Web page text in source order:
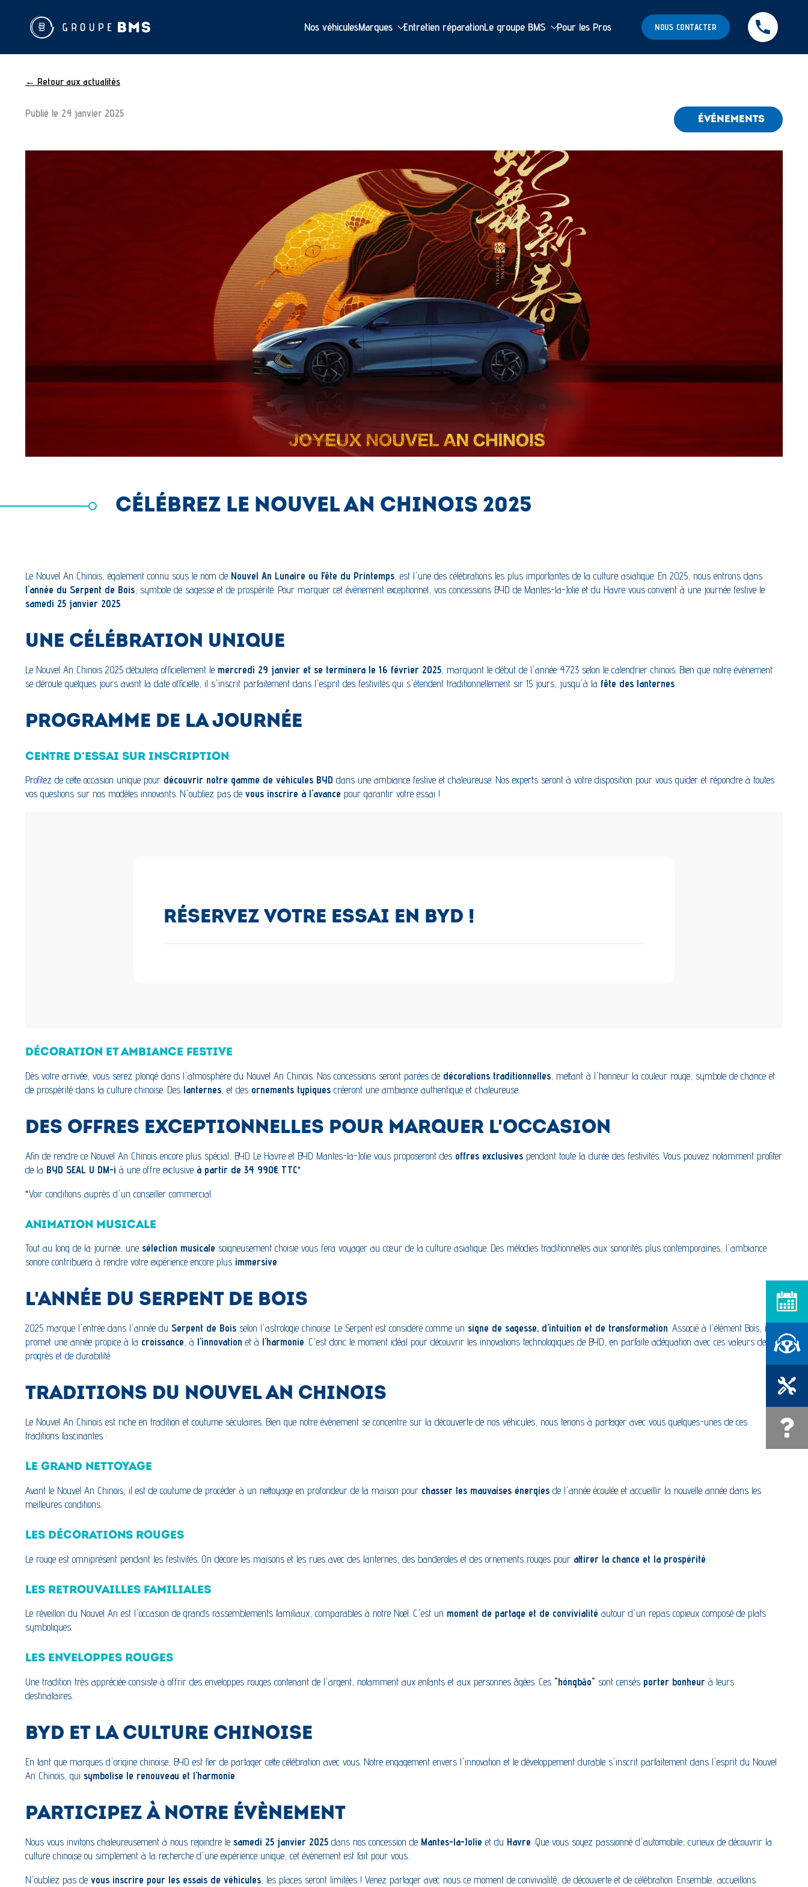
Nos véhiculesMarques Entretien réparationLe groupe BMS Pour les Pros NOUS CONTACTER
← Retour aux actualités
Publié le 24 janvier 2025
ÉVÉNEMENTS
CÉLÉBREZ LE NOUVEL AN CHINOIS 2025
Le Nouvel An Chinois, également connu sous le nom de Nouvel An Lunaire ou Fête du Printemps , est l'une des célébrations les plus importantes de la culture asiatique. En 2025, nous entrons dans
l'année du Serpent de Bois , symbole de sagesse et de prospérité. Pour marquer cet évènement exceptionnel, vos concessions BYD de Mantes-la-Jolie et du Havre vous convient à une journée festive le
samedi 25 janvier 2025
UNE CÉLÉBRATION UNIQUE
Le Nouvel An Chinois 2025 débutera officiellement le mercredi 29 janvier et se terminera le 16 février 2025 , marquant le début de l'année 4723 selon le calendrier chinois. Bien que notre évènement
se déroule quelques jours avant la date officielle, il s'inscrit parfaitement dans l'esprit des festivités qui s'étendent traditionnellement sir 15 jours, jusqu'à la fête des lanternes
PROGRAMME DE LA JOURNÉE
CENTRE D'ESSAI SUR INSCRIPTION
Profitez de cette occasion unique pour découvrir notre gamme de véhicules BYD dans une ambiance festive et chaleureuse. Nos experts seront à votre disposition pour vous guider et répondre à toutes
vos questions sur nos modèles innovants. N'oubliez pas de vous inscrire à l'avance pour garantir votre essai !
RÉSERVEZ VOTRE ESSAI EN BYD !
DÉCORATION ET AMBIANCE FESTIVE
Dès votre arrivée, vous serez plongé dans l'atmosphère du Nouvel An Chinois. Nos concessions seront parées de décorations traditionnelles , mettant à l'honneur la couleur rouge, symbole de chance et
de prospérité dans la culture chinoise. Des lanternes , et des ornements typiques créeront une ambiance authentique et chaleureuse.
DES OFFRES EXCEPTIONNELLES POUR MARQUER L'OCCASION
Afin de rendre ce Nouvel An Chinois encore plus spécial, BYD Le Havre et BYD Mantes-la-Jolie vous proposeront des offres exclusives pendant toute la durée des festivités. Vous pouvez notamment profiter
de la BYD SEAL U DM-i à une offre exclusive à partir de 34 990€ TTC*.
*Voir conditions auprès d'un conseiller commercial.
ANIMATION MUSICALE
Tout au long de la journée, une sélection musicale soigneusement choisie vous fera voyager au cœur de la culture asiatique. Des mélodies traditionnelles aux sonorités plus contemporaines, l'ambiance
sonore contribuera à rendre votre expérience encore plus immersive.
L'ANNÉE DU SERPENT DE BOIS
2025 marque l'entrée dans l'année du Serpent de Bois selon l'astrologie chinoise. Le Serpent est considéré comme un signe de sagesse, d'intuition et de transformation. Associé à l'élément Bois, il
promet une année propice à la croissance, à l'innovation et à l'harmonie. C'est donc le moment idéal pour découvrir les innovations technologiques de BYD, en parfaite adéquation avec ces valeurs de
progrès et de durabilité.
TRADITIONS DU NOUVEL AN CHINOIS
Le Nouvel An Chinois est riche en tradition et coutume séculaires. Bien que notre évènement se concentre sur la découverte de nos véhicules, nous tenons à partager avec vous quelques-unes de ces
traditions fascinantes :
LE GRAND NETTOYAGE
Avant le Nouvel An Chinois, il est de coutume de procéder à un nettoyage en profondeur de la maison pour chasser les mauvaises énergies de l'année écoulée et accueillir la nouvelle année dans les
meilleures conditions.
LES DÉCORATIONS ROUGES
Le rouge est omniprésent pendant les festivités. On décore les maisons et les rues avec des lanternes, des banderoles et des ornements rouges pour attirer la chance et la prospérité
LES RETROUVAILLES FAMILIALES
Le réveillon du Nouvel An est l'occasion de grands rassemblements familiaux, comparables à notre Noël. C'est un moment de partage et de convivialité autour d'un repas copieux composé de plats
symboliques.
LES ENVELOPPES ROUGES
Une tradition très appréciée consiste à offrir des enveloppes rouges contenant de l'argent, notamment aux enfants et aux personnes âgées. Ces "hóngbāo" sont censés porter bonheur à leurs
destinataires.
BYD ET LA CULTURE CHINOISE
En tant que marques d'origine chinoise, BYD est fier de partager cette célébration avec vous. Notre engagement envers l'innovation et le développement durable s'inscrit parfaitement dans l'esprit du Nouvel
An Chinois, qui symbolise le renouveau et l'harmonie
PARTICIPEZ À NOTRE ÉVÈNEMENT
Nous vous invitons chaleureusement à nous rejoindre le samedi 25 janvier 2025 dans nos concession de Mantes-la-Jolie et du Havre . Que vous soyez passionné d'automobile, curieux de découvrir la
culture chinoise ou simplement à la recherche d'une expérience unique, cet évènement est fait pour vous.
N'oubliez pas de vous inscrire pour les essais de véhicules , les places seront limitées ! Venez partager avec nous ce moment de convivialité, de découverte et de célébration. Ensemble, accueillons
Prendre
Réserver
Prendre
Une